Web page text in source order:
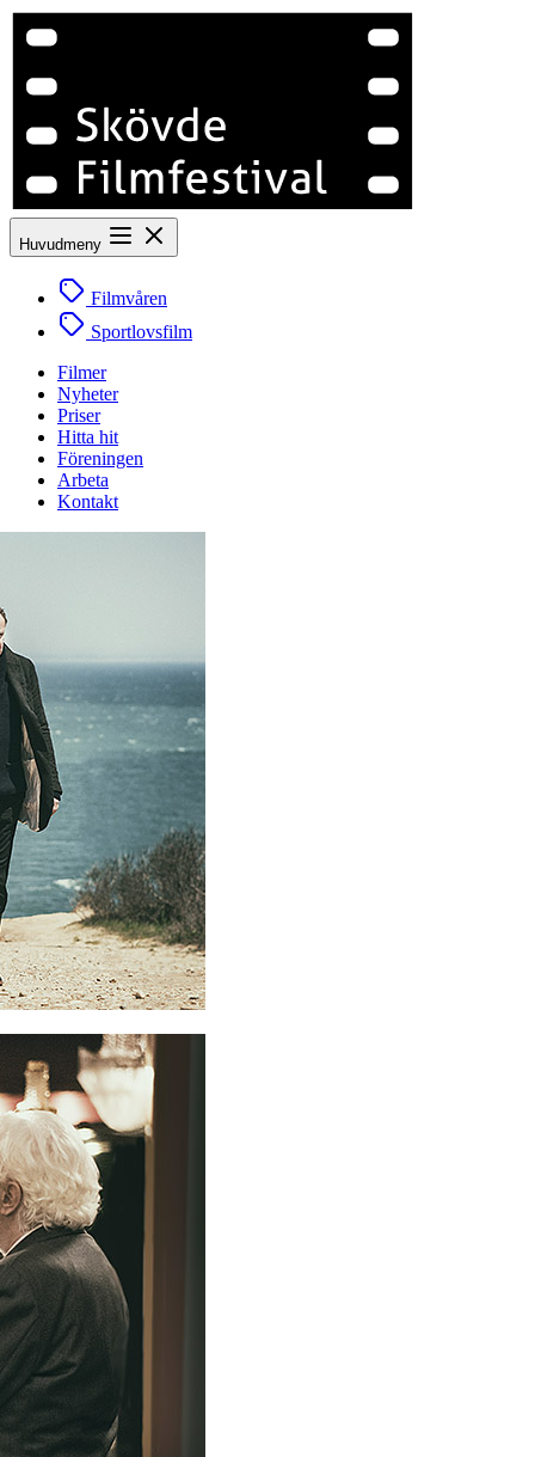
Huvudmeny
Filmvåren
Sportlovsfilm
Filmer
Nyheter
Priser
Hitta hit
Föreningen
Arbeta
Kontakt